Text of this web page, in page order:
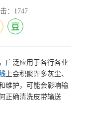
：1747
广泛应用于各行各业
上会积聚许多灰尘、
维护，可能会影响输
正确清洗皮带输送